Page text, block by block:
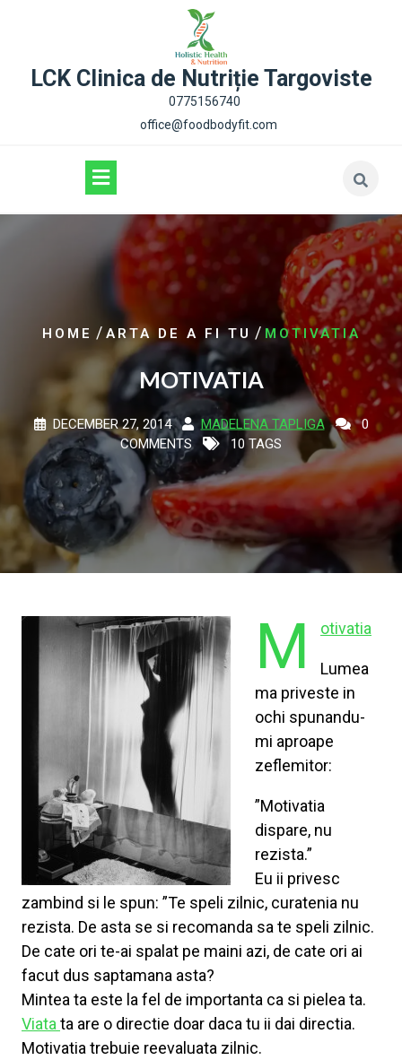
LCK Clinica de Nutriție Targoviste
0775156740
office@foodbodyfit.com
HOME / ARTA DE A FI TU / MOTIVATIA
MOTIVATIA
DECEMBER 27, 2014 MADELENA TAPLIGA
0
COMMENTS
10 TAGS
M otivatia
Lumea
ma priveste in
ochi spunandu-
mi aproape
zeflemitor:
”Motivatia
dispare, nu
rezista.”
Eu ii privesc
zambind si le spun: ”Te speli zilnic, curatenia nu
rezista. De asta se si recomanda sa te speli zilnic.
De cate ori te-ai spalat pe maini azi, de cate ori ai
facut dus saptamana asta?
Mintea ta este la fel de importanta ca si pielea ta.
Viata ta are o directie doar daca tu ii dai directia.
Motivatia trebuie reevaluata zilnic.